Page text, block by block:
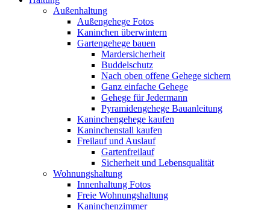
Außenhaltung
Außengehege Fotos
Kaninchen überwintern
Gartengehege bauen
Mardersicherheit
Buddelschutz
Nach oben offene Gehege sichern
Ganz einfache Gehege
Gehege für Jedermann
Pyramidengehege Bauanleitung
Kaninchengehege kaufen
Kaninchenstall kaufen
Freilauf und Auslauf
Gartenfreilauf
Sicherheit und Lebensqualität
Wohnungshaltung
Innenhaltung Fotos
Freie Wohnungshaltung
Kaninchenzimmer